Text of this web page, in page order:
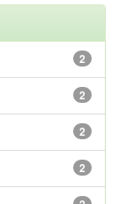
2
2
2
2